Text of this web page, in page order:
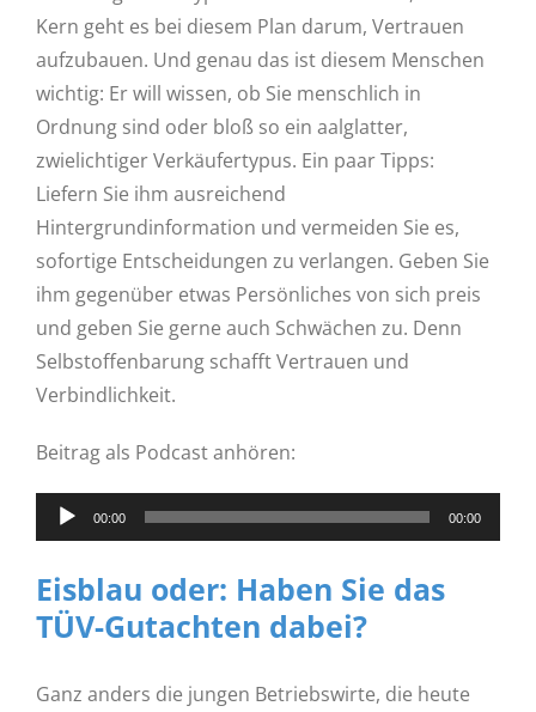
Kern geht es bei diesem Plan darum, Vertrauen
aufzubauen. Und genau das ist diesem Menschen
wichtig: Er will wissen, ob Sie menschlich in
Ordnung sind oder bloß so ein aalglatter,
zwielichtiger Verkäufertypus. Ein paar Tipps:
Liefern Sie ihm ausreichend
Hintergrundinformation und vermeiden Sie es,
sofortige Entscheidungen zu verlangen. Geben Sie
ihm gegenüber etwas Persönliches von sich preis
und geben Sie gerne auch Schwächen zu. Denn
Selbstoffenbarung schafft Vertrauen und
Verbindlichkeit.
Beitrag als Podcast anhören:
Audio-
Player
00:00 00:00
Eisblau oder: Haben Sie das
TÜV-Gutachten dabei?
Ganz anders die jungen Betriebswirte, die heute